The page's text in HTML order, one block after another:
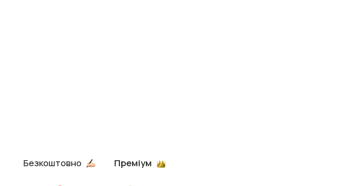
Безкоштовно Преміум